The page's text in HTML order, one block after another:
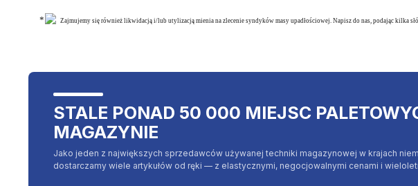
Zajmujemy się również likwidacją i/lub utylizacją mienia na zlecenie syndyków masy upadłościowej. Napisz do nas, podając kilka
STALE PONAD 50 000 MIEJSC
MAGAZYNIE
Jako jeden z największych sprzedawców używanej techniki magazynowej w krajach
dostarczamy wiele artykułów od ręki — z elastycznymi, negocjowalnymi cenami i